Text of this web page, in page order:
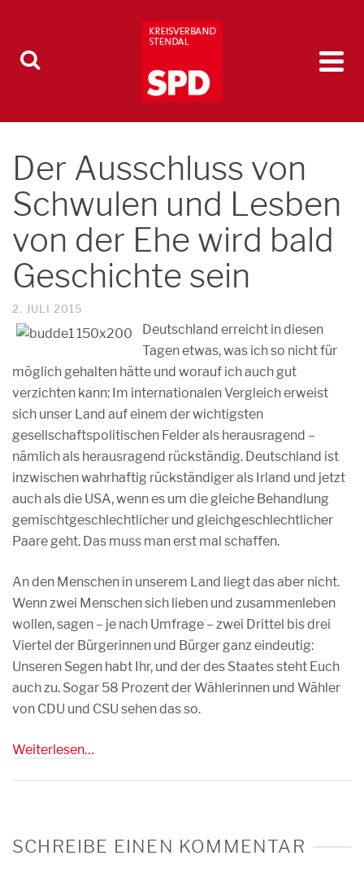
Der Ausschluss von
Schwulen und Lesben
von der Ehe wird bald
Geschichte sein
2. JULI 2015
Deutschland erreicht in diesen
Tagen etwas, was ich so nicht für
möglich gehalten hätte und worauf ich auch gut
verzichten kann: Im internationalen Vergleich erweist
sich unser Land auf einem der wichtigsten
gesellschaftspolitischen Felder als herausragend –
nämlich als herausragend rückständig. Deutschland ist
inzwischen wahrhaftig rückständiger als Irland und jetzt
auch als die USA, wenn es um die gleiche Behandlung
gemischtgeschlechtlicher und gleichgeschlechtlicher
Paare geht. Das muss man erst mal schaffen.
An den Menschen in unserem Land liegt das aber nicht.
Wenn zwei Menschen sich lieben und zusammenleben
wollen, sagen – je nach Umfrage – zwei Drittel bis drei
Viertel der Bürgerinnen und Bürger ganz eindeutig:
Unseren Segen habt Ihr, und der des Staates steht Euch
auch zu. Sogar 58 Prozent der Wählerinnen und Wähler
von CDU und CSU sehen das so.
Weiterlesen…
SCHREIBE EINEN KOMMENTAR